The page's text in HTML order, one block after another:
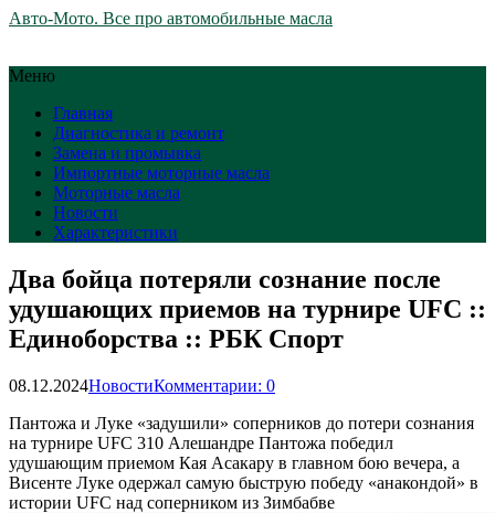
Авто-Мото. Все про автомобильные масла
Меню
Главная
Диагностика и ремонт
Замена и промывка
Импортные моторные масла
Моторные масла
Новости
Характеристики
Два бойца потеряли сознание после
удушающих приемов на турнире UFC ::
Единоборства :: РБК Спорт
08.12.2024НовостиКомментарии: 0
Пантожа и Луке «задушили» соперников до потери сознания
на турнире UFC 310 Алешандре Пантожа победил
удушающим приемом Кая Асакару в главном бою вечера, а
Висенте Луке одержал самую быструю победу «анакондой» в
истории UFC над соперником из Зимбабве